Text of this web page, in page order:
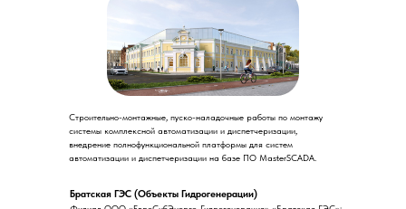
Братская ГЭС (Объекты Гидрогенерации)
Строительно-монтажные, пуско-наладочные работы по монтажу
системы комплексной автоматизации и диспетчеризации,
внедрение полнофункциональной платформы для систем
автоматизации и диспетчеризации на базе ПО MasterSCADA.